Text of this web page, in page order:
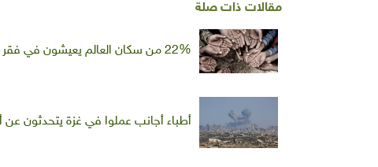
مقالات ذات صلة
22% من سكان العالم يعيشون في فقر مدقع
أطباء أجانب عملوا في غزة يتحدثون